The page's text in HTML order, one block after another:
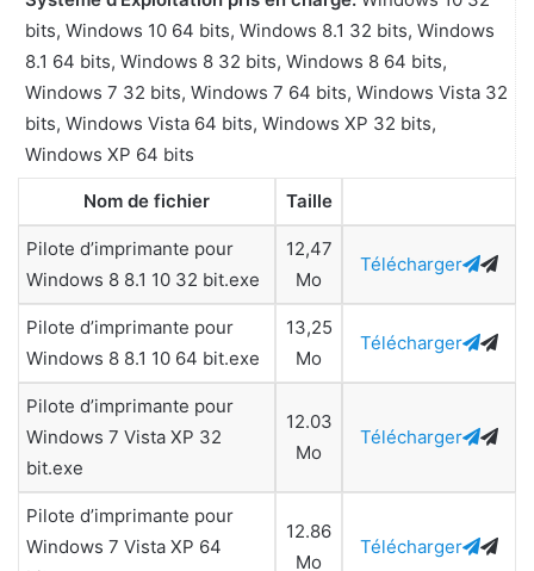
bits, Windows 10 64 bits, Windows 8.1 32 bits, Windows
8.1 64 bits, Windows 8 32 bits, Windows 8 64 bits,
Windows 7 32 bits, Windows 7 64 bits, Windows Vista 32
bits, Windows Vista 64 bits, Windows XP 32 bits,
Windows XP 64 bits
Nom de fichier Taille
Pilote d’imprimante pour
Windows 8 8.1 10 32 bit.exe
12,47
Mo
Télécharger
Pilote d’imprimante pour
Windows 8 8.1 10 64 bit.exe
13,25
Mo
Télécharger
Pilote d’imprimante pour
Windows 7 Vista XP 32
bit.exe
12.03
Mo
Télécharger
Pilote d’imprimante pour
Windows 7 Vista XP 64
12.86
Mo
Télécharger